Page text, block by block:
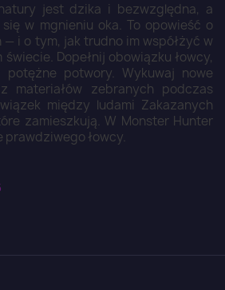
jest dzika i bezwzględna, a
w mgnieniu oka. To opowieść o
i o tym, jak trudno im współżyć w
Dopełnij obowiązku łowcy,
potwory. Wykuwaj nowe
materiałów zebranych podczas
między ludami Zakazanych
zamieszkują. W Monster Hunter
prawdziwego łowcy.